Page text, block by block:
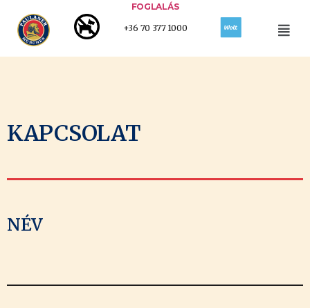
FOGLALÁS
+36 70 377 1000
KAPCSOLAT
NÉV